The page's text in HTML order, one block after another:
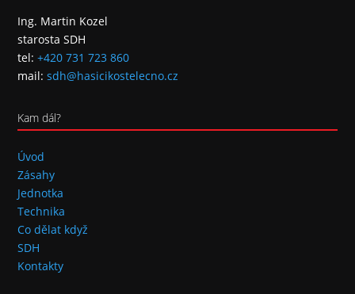
Ing. Martin Kozel
starosta SDH
tel:+420 731 723 860
mail:sdh@hasicikostelecno.cz
Kam dál?
Úvod
Zásahy
Jednotka
Technika
Co dělat když
SDH
Kontakty